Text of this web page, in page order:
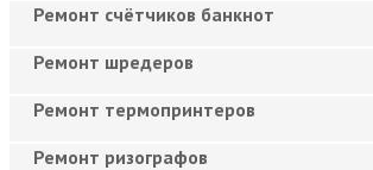
Ремонт счётчиков банкнот
Ремонт шредеров
Ремонт термопринтеров
Ремонт ризографов